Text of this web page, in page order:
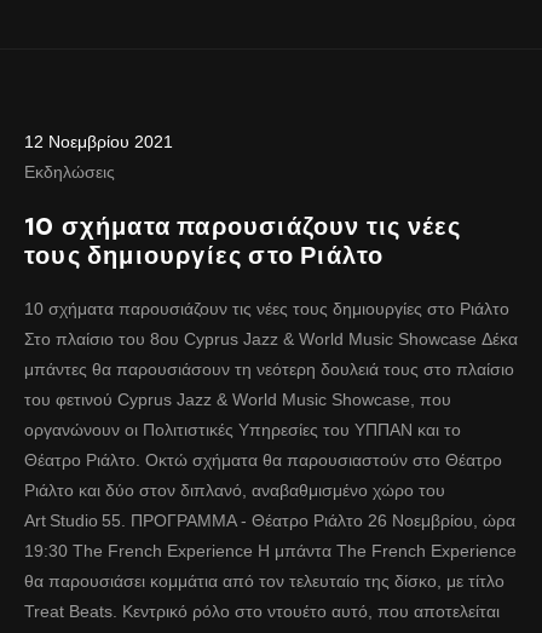
12 Νοεμβρίου 2021
Εκδηλώσεις
10 σχήματα παρουσιάζουν τις νέες
τους δημιουργίες στο Ριάλτο
10 σχήματα παρουσιάζουν τις νέες τους δημιουργίες στο Ριάλτο
Στο πλαίσιο του 8ου Cyprus Jazz & World Music Showcase Δέκα
μπάντες θα παρουσιάσουν τη νεότερη δουλειά τους στο πλαίσιο
του φετινού Cyprus Jazz & World Music Showcase, που
οργανώνουν οι Πολιτιστικές Υπηρεσίες του ΥΠΠΑΝ και το
Θέατρο Ριάλτο. Οκτώ σχήματα θα παρουσιαστούν στο Θέατρο
Ριάλτο και δύο στον διπλανό, αναβαθμισμένο χώρο του
Art Studio 55. ΠΡΟΓΡΑΜΜΑ - Θέατρο Ριάλτο 26 Νοεμβρίου, ώρα
19:30 The French Experience Η μπάντα The French Experience
θα παρουσιάσει κομμάτια από τον τελευταίο της δίσκο, με τίτλο
Treat Beats. Κεντρικό ρόλο στο ντουέτο αυτό, που αποτελείται